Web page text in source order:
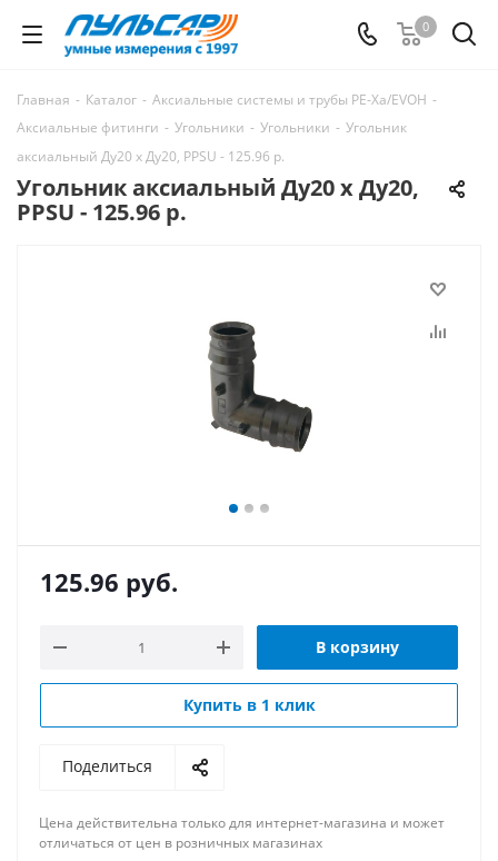
0
Главная - Каталог - Аксиальные системы и трубы РЕ-Ха/EVOH -
Аксиальные фитинги - Угольники - Угольники - Угольник
акcиальный Ду20 х Ду20, PPSU - 125.96 р.
Угольник акcиальный Ду20 х Ду20,
PPSU - 125.96 р.
125.96 руб.
В корзину
Купить в 1 клик
Поделиться
Цена действительна только для интернет-магазина и может
отличаться от цен в розничных магазинах